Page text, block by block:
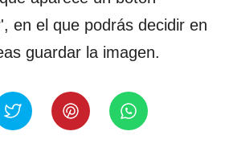
en el que podrás decidir en
guardar la imagen.